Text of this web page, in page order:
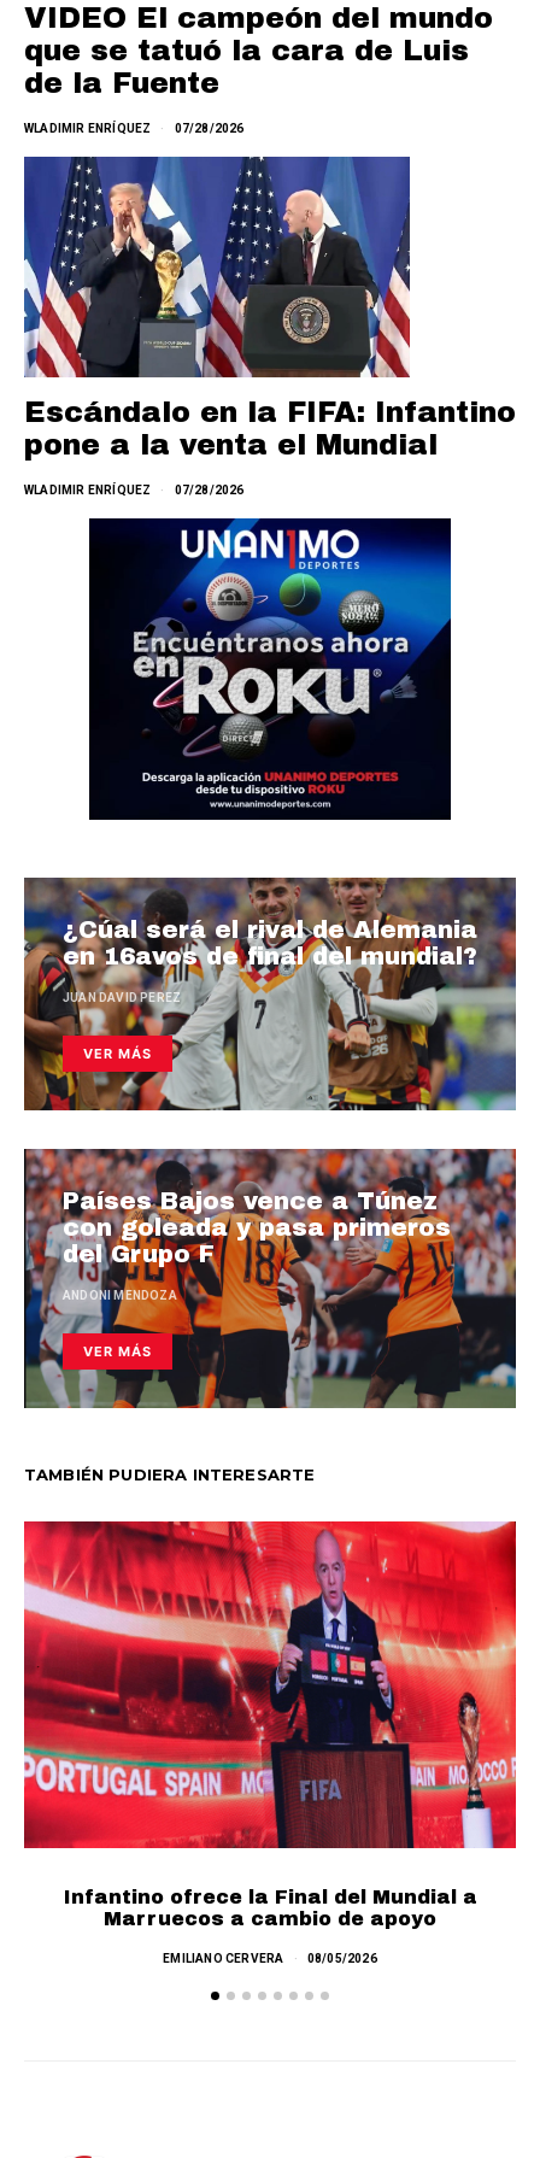
VIDEO El campeón del mundo
que se tatuó la cara de Luis
de la Fuente
WLADIMIR ENRÍQUEZ 07/28/2026
Escándalo en la FIFA: Infantino
pone a la venta el Mundial
WLADIMIR ENRÍQUEZ 07/28/2026
¿Cúal será el rival de Alemania
en 16avos de final del mundial?
JUAN DAVID PEREZ
VER MÁS
Países Bajos vence a Túnez
con goleada y pasa primeros
del Grupo F
ANDONI MENDOZA
VER MÁS
TAMBIÉN PUDIERA INTERESARTE
Infantino ofrece la Final del Mundial a
Marruecos a cambio de apoyo
EMILIANO CERVERA 08/05/2026